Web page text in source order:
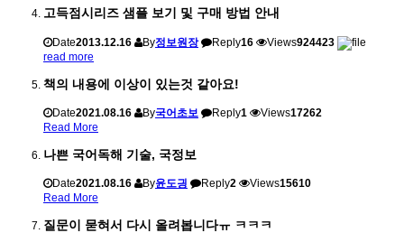
고득점시리즈 샘플 보기 및 구매 방법 안내
Date2013.12.16 By정보원장 Reply16 Views924423
read more
책의 내용에 이상이 있는것 같아요!
Date2021.08.16 By국어초보 Reply1 Views17262
Read More
나쁜 국어독해 기술, 국정보
Date2021.08.16 By윤도긩 Reply2 Views15610
Read More
질문이 묻혀서 다시 올려봅니다ㅠ ㅋㅋㅋ